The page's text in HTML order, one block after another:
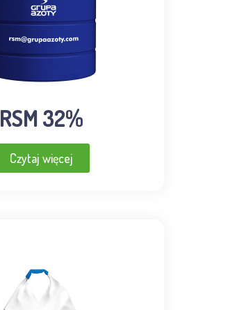
RSM 32%
Czytaj więcej